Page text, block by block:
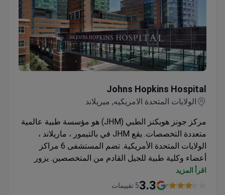
Johns Hopkins Hospital
الولايات المتحدة الامريكيه, ميريلاند
مركز جونز هوبكنز الطبي (JHM) هو مؤسسة طبية عالمية
متعددة التخصصات. يقع JHM في بالتيمور ، ماريلاند ،
الولايات المتحدة الأمريكية. تضم المستشفى 6 مراكز
أعضاء وكلية طبية للجيل القادم من المتخصصين. يزور
مرضى من 49 ولاية مستشفى جونز هوبكنز سنويًا.
اقرأ المزيد
3.35 تقييمات